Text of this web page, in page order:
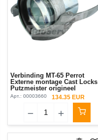
Verbinding MT-65 Perrot
Externe montage Cast Locks
Putzmeister origineel
Арт.: 00003660 134.35 EUR